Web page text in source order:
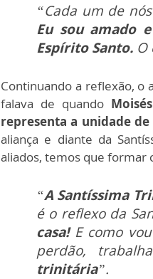
“Cada um de
Eu sou amado
Espírito Santo. O
Continuando a reflexão, o
falava de quando
representa a unidade de
aliança e diante da
aliados, temos que formar
“A Santíssima
é o reflexo da
casa!E como
perdão,
trinitária”.